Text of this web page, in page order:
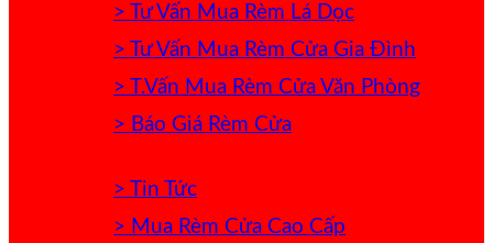
> Tư Vấn Mua Rèm Lá Dọc
> Tư Vấn Mua Rèm Cửa Gia Đình
> T.Vấn Mua Rèm Cửa Văn Phòng
> Báo Giá Rèm Cửa
> Tin Tức
> Mua Rèm Cửa Cao Cấp